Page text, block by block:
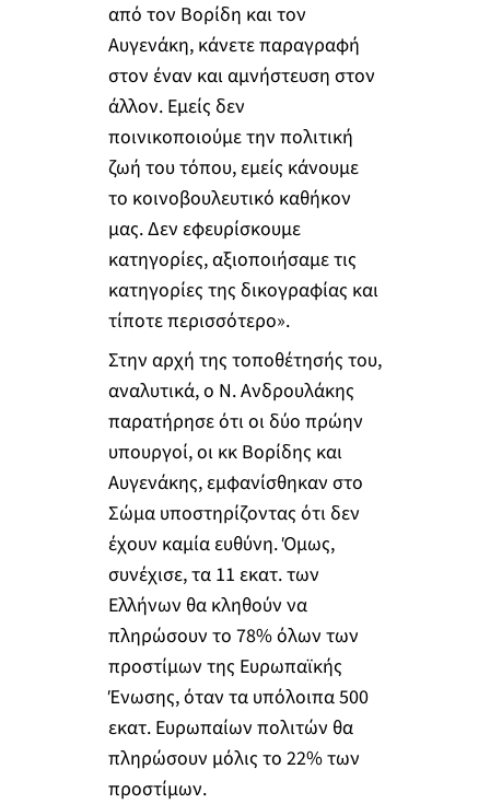
από τον Βορίδη και τον
Αυγενάκη, κάνετε παραγραφή
στον έναν και αμνήστευση στον
άλλον. Εμείς δεν
ποινικοποιούμε την πολιτική
ζωή του τόπου, εμείς κάνουμε
το κοινοβουλευτικό καθήκον
μας. Δεν εφευρίσκουμε
κατηγορίες, αξιοποιήσαμε τις
κατηγορίες της δικογραφίας και
τίποτε περισσότερο».
Στην αρχή της τοποθέτησής του,
αναλυτικά, ο Ν. Ανδρουλάκης
παρατήρησε ότι οι δύο πρώην
υπουργοί, οι κκ Βορίδης και
Αυγενάκης, εμφανίσθηκαν στο
Σώμα υποστηρίζοντας ότι δεν
έχουν καμία ευθύνη. Όμως,
συνέχισε, τα 11 εκατ. των
Ελλήνων θα κληθούν να
πληρώσουν το 78% όλων των
προστίμων της Ευρωπαϊκής
Ένωσης, όταν τα υπόλοιπα 500
εκατ. Ευρωπαίων πολιτών θα
πληρώσουν μόλις το 22% των
προστίμων.